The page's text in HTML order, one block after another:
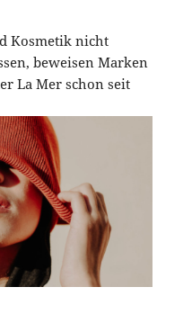
Kosmetik nicht
beweisen Marken
La Mer schon seit